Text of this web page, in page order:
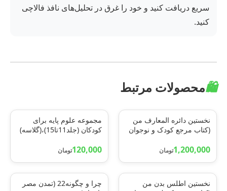
سریع دریافت کنید و خود را غرق در تحلیل‌های نافذ فالاچی
کنید.
🛍️محصولات مرتبط
نخستین دائره المعارف من
(کتاب مرجع کودک و نوجوان
1,200,000تومان
مجموعه علوم پایه برای
کودکان (جلد11تا15)،(گلاسه)
120,000تومان
نخستين اطلس بدن من
چرا و چگونه22 (تمدن مصر